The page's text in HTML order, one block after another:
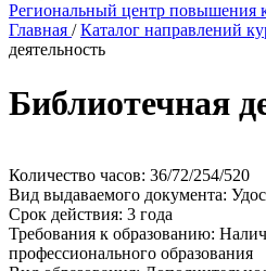
Региональный центр повышения
Главная / Каталог направлений
деятельность
Библиотечная
Количество часов: 36/72/254/520
Вид выдаваемого документа:
Срок действия: 3 года
Требования к образованию:
профессионального образования